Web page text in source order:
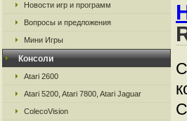
Новости игр и программ
Вопросы и предложения
Мини Игры
Консоли
Atari 2600
Atari 5200, Atari 7800, Atari Jaguar
ColecoVision